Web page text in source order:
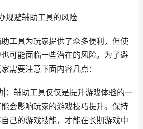
规避辅助工具的风险
工具为玩家提供了众多便利，但使
可能面临一些潜在的风险。为了避
需要注意下面内容几点：
|：辅助工具仅仅是提升游戏体验的一
会影响玩家的游戏技巧提升。保持
己的游戏技能，才能在长期游戏中